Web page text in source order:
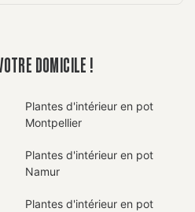
DOMICILE !
Plantes d'intérieur en pot
Montpellier
Plantes d'intérieur en pot
Namur
Plantes d'intérieur en pot